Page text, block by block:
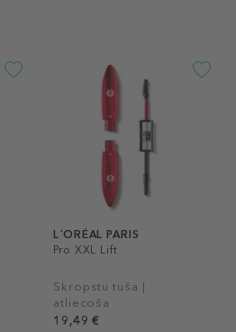
L´ORÉAL PARIS
Pro XXL Lift
Skropstu tuša |
atliecoša
19,49 €